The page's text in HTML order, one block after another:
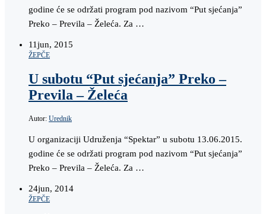
godine će se održati program pod nazivom “Put sjećanja”
Preko – Previla – Želeća. Za …
11jun, 2015
ŽEPČE
U subotu “Put sjećanja” Preko –
Previla – Želeća
Autor: Urednik
U organizaciji Udruženja “Spektar” u subotu 13.06.2015.
godine će se održati program pod nazivom “Put sjećanja”
Preko – Previla – Želeća. Za …
24jun, 2014
ŽEPČE